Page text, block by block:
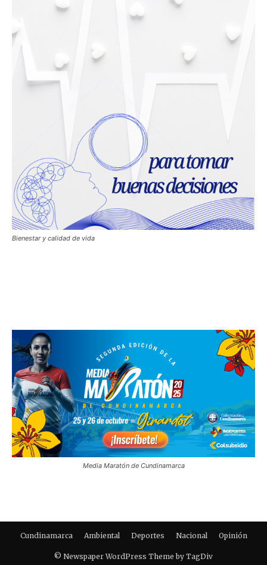
Bienestar y calidad de vida
Media Maratón de Cundinamarca
Cundinamarca Ambiental Deportes Nacional Opinión
© Newspaper WordPress Theme by TagDiv